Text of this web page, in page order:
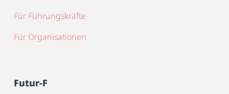
Für Führungskräfte
Für Organisationen
Futur-F